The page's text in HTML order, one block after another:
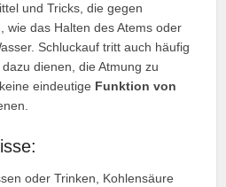
und Tricks, die gegen
wie das Halten des Atems oder
Schluckauf tritt auch häufig
dienen, die Atmung zu
eindeutige Funktion von
oder Trinken, Kohlensäure